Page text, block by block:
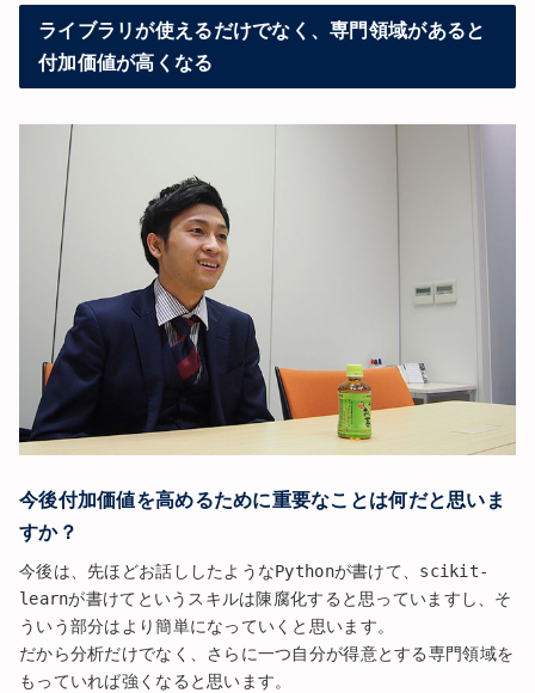
ライブラリが使えるだけでなく、専門領域があると
付加価値が高くなる
今後付加価値を高めるために重要なことは何だと思いま
すか？
今後は、先ほどお話ししたようなPythonが書けて、scikit-
learnが書けてというスキルは陳腐化すると思っていますし、そ
ういう部分はより簡単になっていくと思います。
だから分析だけでなく、さらに一つ自分が得意とする専門領域を
もっていれば強くなると思います。